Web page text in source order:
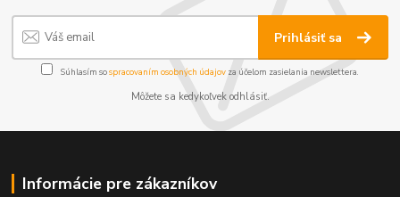
Prihlásiť sa
Súhlasím sospracovaním osobných údajov za účelom zasielania newslettera.
Môžete sa kedykoľvek odhlásiť.
Informácie pre zákazníkov